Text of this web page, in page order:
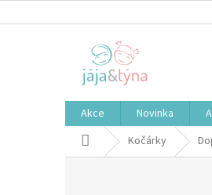
na
Akce Novinka
Domů Kočárky